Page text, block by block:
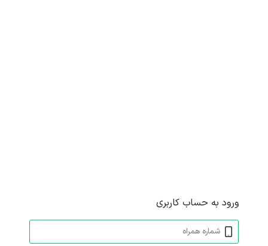
ورود به حساب کاربری